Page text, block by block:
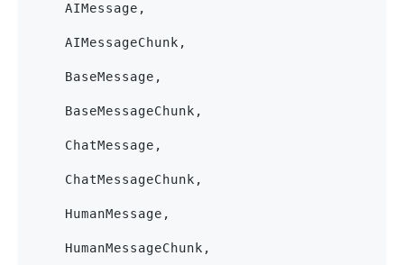
    AIMessage,
    AIMessageChunk,
    BaseMessage,
    BaseMessageChunk,
    ChatMessage,
    ChatMessageChunk,
    HumanMessage,
    HumanMessageChunk,